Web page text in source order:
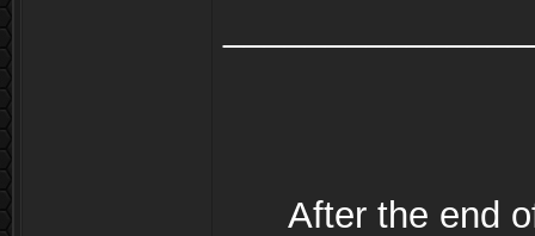
After the end